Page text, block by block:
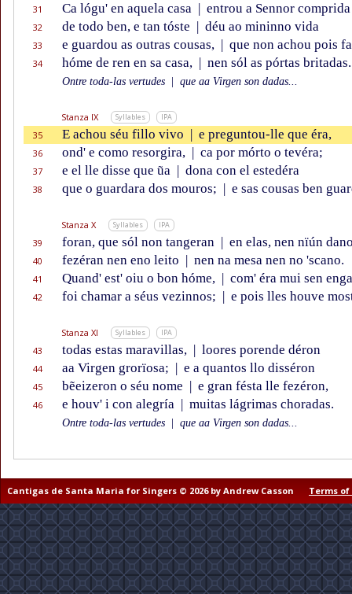
31 Ca lógu' en aquela casa | entrou a Sennor comprida
32 de todo ben, e tan tóste | déu ao mininno vida
33 e guardou as outras cousas, | que non achou pois
34 hóme de ren en sa casa, | nen sól as pórtas britadas.
Ontre toda-las vertudes que aa Virgen son dadas...
Stanza IX Syllables IPA
35 E achou séu fillo vivo | e preguntou-lle que éra,
36 ond' e como resorgira, | ca por mórto o tevéra;
37 e el lle disse que ũa | dona con el estedéra
38 que o guardara dos mouros; | e sas cousas ben
Stanza X Syllables IPA
39 foran, que sól non tangeran | en elas, nen nïún
40 fezéran nen eno leito | nen na mesa nen no 'scano.
41 Quand' est' oiu o bon hóme, | com' éra mui sen
42 foi chamar a séus vezinnos; | e pois lles houve
Stanza XI Syllables IPA
43 todas estas maravillas, | loores porende déron
44 aa Virgen grorïosa; | e a quantos llo disséron
45 bẽeizeron o séu nome | e gran fésta lle fezéron,
46 e houv' i con alegría | muitas lágrimas choradas.
Ontre toda-las vertudes que aa Virgen son dadas...
Cantigas de Santa Maria for Singers © 2026 by Andrew Casson Terms of